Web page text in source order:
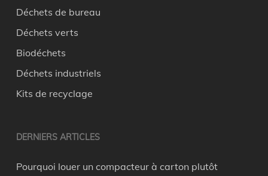
Déchets de bureau
Déchets verts
Biodéchets
Déchets industriels
Kits de recyclage
DERNIERS ARTICLES
Pourquoi louer un compacteur à carton plutôt